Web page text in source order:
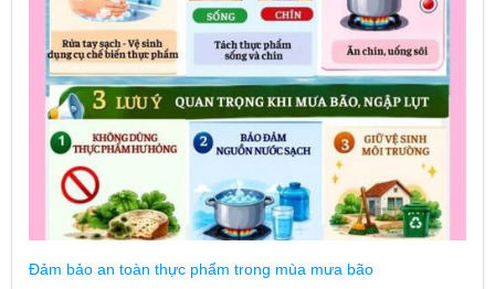
Đảm bảo an toàn thực phẩm trong mùa mưa bão